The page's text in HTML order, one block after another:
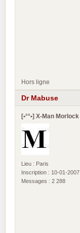
Hors ligne
Dr Mabuse
[•°°•] X-Man Morlock
Lieu : Paris
Inscription : 10-01-2007
Messages : 2 288